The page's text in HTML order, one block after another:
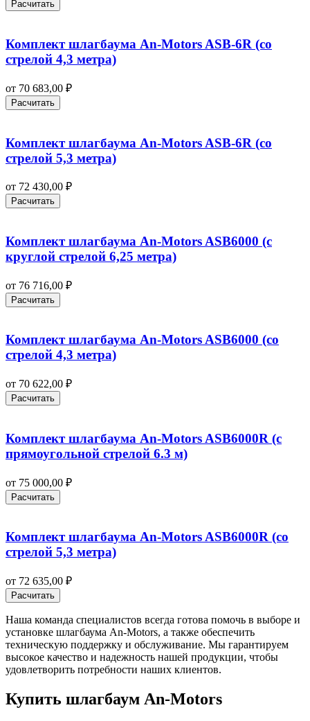
Расчитать
Комплект шлагбаума An-Motors ASB-6R (со
стрелой 4,3 метра)
от 70 683,00 ₽
Расчитать
Комплект шлагбаума An-Motors ASB-6R (со
стрелой 5,3 метра)
от 72 430,00 ₽
Расчитать
Комплект шлагбаума An-Motors ASB6000 (с
круглой стрелой 6,25 метра)
от 76 716,00 ₽
Расчитать
Комплект шлагбаума An-Motors ASB6000 (со
стрелой 4,3 метра)
от 70 622,00 ₽
Расчитать
Комплект шлагбаума An-Motors ASB6000R (с
прямоугольной стрелой 6.3 м)
от 75 000,00 ₽
Расчитать
Комплект шлагбаума An-Motors ASB6000R (со
стрелой 5,3 метра)
от 72 635,00 ₽
Расчитать
Наша команда специалистов всегда готова помочь в выборе и
установке шлагбаума An-Motors, а также обеспечить
техническую поддержку и обслуживание. Мы гарантируем
высокое качество и надежность нашей продукции, чтобы
удовлетворить потребности наших клиентов.
Купить шлагбаум An-Motors